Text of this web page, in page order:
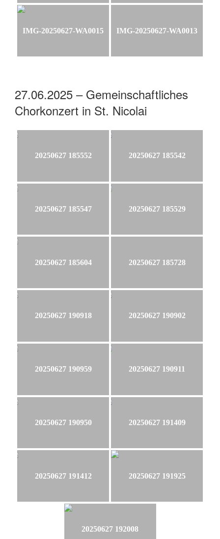
IMG-20250627-WA0015 IMG-20250627-WA0013
27.06.2025 – Gemeinschaftliches
Chorkonzert in St. Nicolai
20250627 185552 20250627 185542
20250627 185547 20250627 185529
20250627 185604 20250627 185728
20250627 190918 20250627 190902
20250627 190959 20250627 190911
20250627 190950 20250627 191409
20250627 191412 20250627 191925
20250627 192008